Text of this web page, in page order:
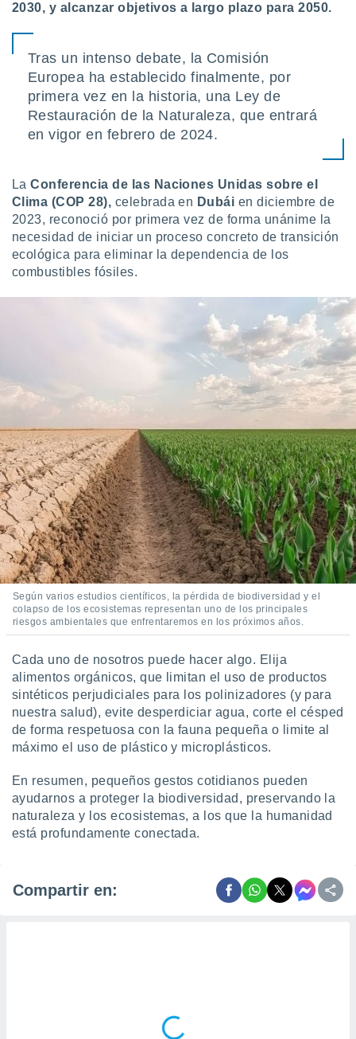
2030, y alcanzar objetivos a largo plazo para 2050.
Tras un intenso debate, la Comisión
Europea ha establecido finalmente, por
primera vez en la historia, una Ley de
Restauración de la Naturaleza, que entrará
en vigor en febrero de 2024.
LaConferencia de las Naciones Unidas sobre el
Clima (COP 28), celebrada en Dubái en diciembre de
2023, reconoció por primera vez de forma unánime la
necesidad de iniciar un proceso concreto de transición
ecológica para eliminar la dependencia de los
combustibles fósiles.
Según varios estudios científicos, la pérdida de biodiversidad y el
colapso de los ecosistemas representan uno de los principales
riesgos ambientales que enfrentaremos en los próximos años.
Cada uno de nosotros puede hacer algo. Elija
alimentos orgánicos, que limitan el uso de productos
sintéticos perjudiciales para los polinizadores (y para
nuestra salud), evite desperdiciar agua, corte el césped
de forma respetuosa con la fauna pequeña o limite al
máximo el uso de plástico y microplásticos.
En resumen, pequeños gestos cotidianos pueden
ayudarnos a proteger la biodiversidad, preservando la
naturaleza y los ecosistemas, a los que la humanidad
está profundamente conectada.
Compartir en: